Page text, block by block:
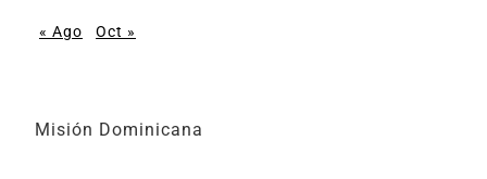
« Ago Oct »
Misión Dominicana